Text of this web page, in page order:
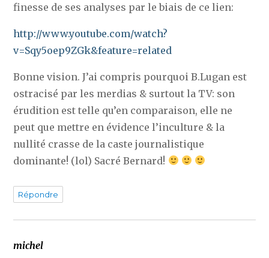
finesse de ses analyses par le biais de ce lien:
http://www.youtube.com/watch?
v=Sqy5oep9ZGk&feature=related
Bonne vision. J’ai compris pourquoi B.Lugan est
ostracisé par les merdias & surtout la TV: son
érudition est telle qu’en comparaison, elle ne
peut que mettre en évidence l’inculture & la
nullité crasse de la caste journalistique
dominante! (lol) Sacré Bernard!
Répondre
michel